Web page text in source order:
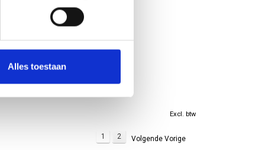
Alles toestaan
want meestal
printers
verschillende
Excl. btw
1 2 Volgende Vorige